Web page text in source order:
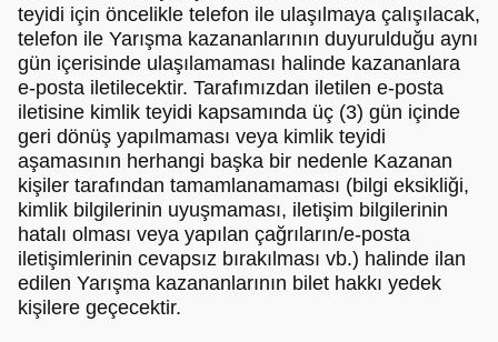
teyidi için öncelikle telefon ile ulaşılmaya çalışılacak,
telefon ile Yarışma kazananlarının duyurulduğu aynı
gün içerisinde ulaşılamaması halinde kazananlara
e-posta iletilecektir. Tarafımızdan iletilen e-posta
iletisine kimlik teyidi kapsamında üç (3) gün içinde
geri dönüş yapılmaması veya kimlik teyidi
aşamasının herhangi başka bir nedenle Kazanan
kişiler tarafından tamamlanamaması (bilgi eksikliği,
kimlik bilgilerinin uyuşmaması, iletişim bilgilerinin
hatalı olması veya yapılan çağrıların/e-posta
iletişimlerinin cevapsız bırakılması vb.) halinde ilan
edilen Yarışma kazananlarının bilet hakkı yedek
kişilere geçecektir.